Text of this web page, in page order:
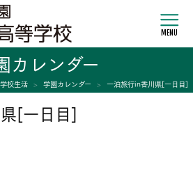
MENU
カレンダー
学校生活 学園カレンダー 一泊旅行in香川県[一日目]
[一日目]